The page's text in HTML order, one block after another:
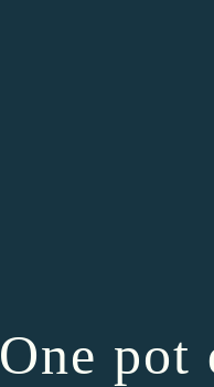
One pot